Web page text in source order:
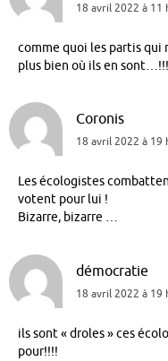
18 avril 2022 à 11
comme quoi les partis qui
plus bien où ils en
Coronis
18 avril 2022 à 19
Les écologistes
votent pour lui !
Bizarre, bizarre …
démocratie
18 avril 2022 à 19
ils sont « droles » ces
pour!!!!